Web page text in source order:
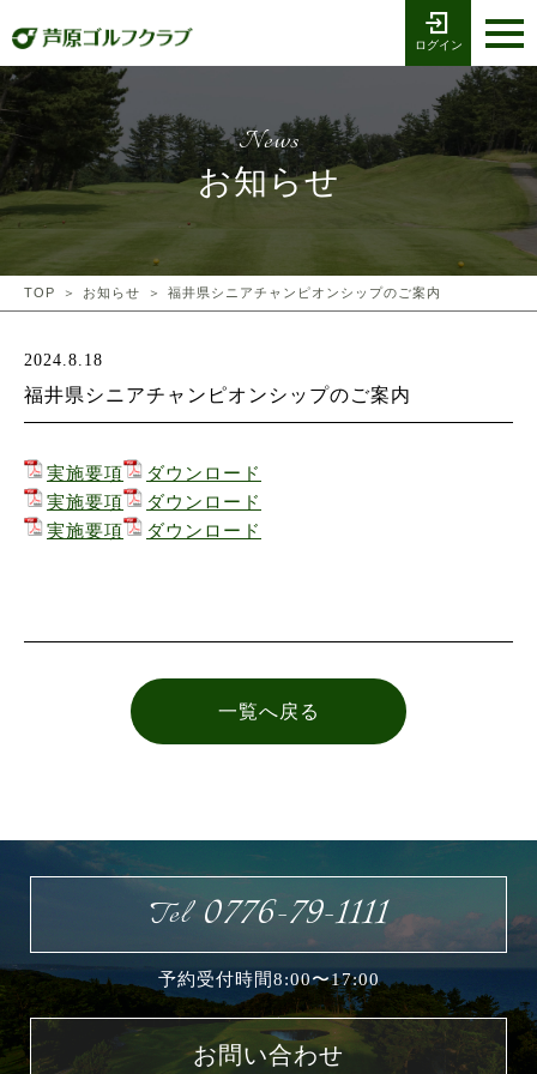
ログイン
受付時間8:00〜17:00
Tel 0776-79-1111
ホーム
海コース
湖コース
クラブ競技
施設案内
採用情報
交通アクセス
News
お知らせ
TOP お知らせ 福井県シニアチャンピオンシップのご案内
2024.8.18
福井県シニアチャンピオンシップのご案内
実施要項
ダウンロード
実施要項
ダウンロード
実施要項
ダウンロード
一覧へ戻る
Tel 0776-79-1111
予約受付時間8:00〜17:00
お問い合わせ